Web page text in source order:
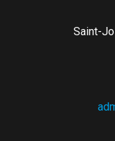
Saint-